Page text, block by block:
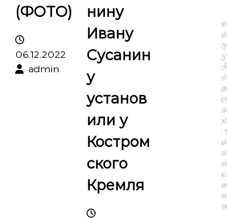
(ФОТО)
06.12.2022
admin
нину
Ивану
Сусанин
у
установ
или у
Костром
ского
Кремля